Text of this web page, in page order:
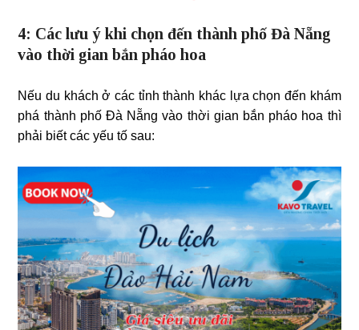
4: Các lưu ý khi chọn đến thành phố Đà Nẵng
vào thời gian bắn pháo hoa
Nếu du khách ở các tỉnh thành khác lựa chọn đến khám
phá thành phố Đà Nẵng vào thời gian bắn pháo hoa thì
phải biết các yếu tố sau: